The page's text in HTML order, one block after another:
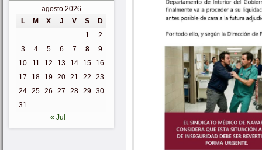
agosto 2026
L
M X J V S
D
1
2
3
4 5 6 7 8
9
10
11 12 13 14 15
16
17
18 19 20 21 22
23
24 25 26 27 28 29 30
31
« Jul